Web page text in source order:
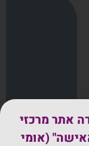
אתר מרכזי
(אומי